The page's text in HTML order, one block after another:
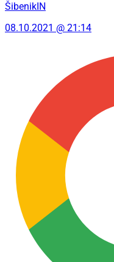
ŠibenikIN
08.10.2021 @ 21:14